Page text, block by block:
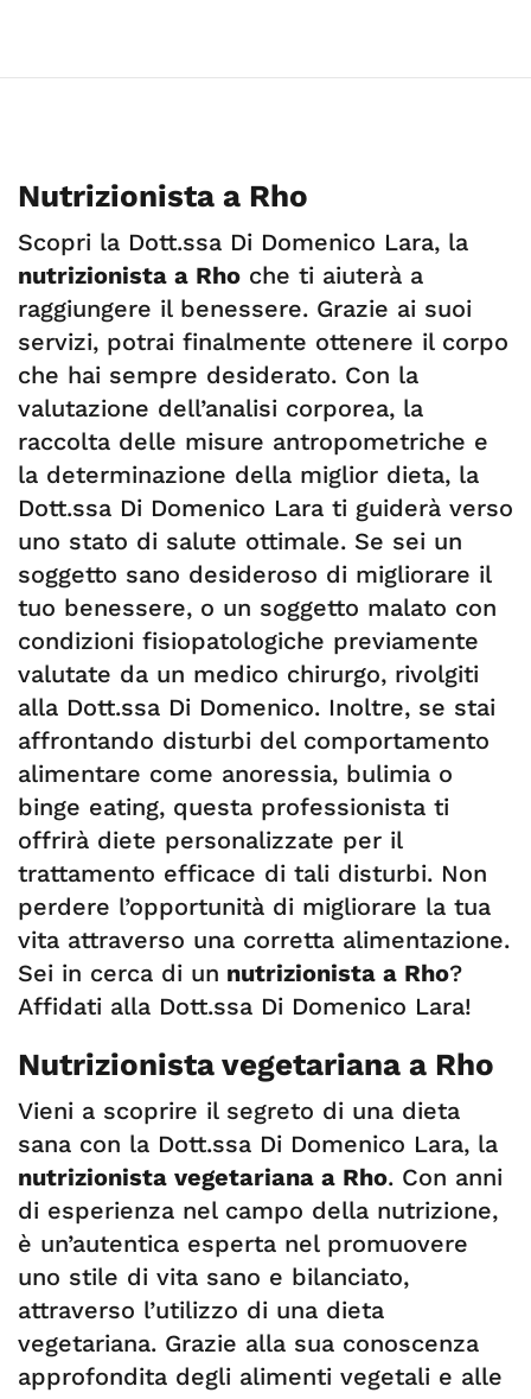
Nutrizionista a Rho
Scopri la Dott.ssa Di Domenico Lara, la
nutrizionista a Rho che ti aiuterà a
raggiungere il benessere. Grazie ai suoi
servizi, potrai finalmente ottenere il corpo
che hai sempre desiderato. Con la
valutazione dell’analisi corporea, la
raccolta delle misure antropometriche e
la determinazione della miglior dieta, la
Dott.ssa Di Domenico Lara ti guiderà verso
uno stato di salute ottimale. Se sei un
soggetto sano desideroso di migliorare il
tuo benessere, o un soggetto malato con
condizioni fisiopatologiche previamente
valutate da un medico chirurgo, rivolgiti
alla Dott.ssa Di Domenico. Inoltre, se stai
affrontando disturbi del comportamento
alimentare come anoressia, bulimia o
binge eating, questa professionista ti
offrirà diete personalizzate per il
trattamento efficace di tali disturbi. Non
perdere l’opportunità di migliorare la tua
vita attraverso una corretta alimentazione.
Sei in cerca di un nutrizionista a Rho?
Affidati alla Dott.ssa Di Domenico Lara!
Nutrizionista vegetariana a Rho
Vieni a scoprire il segreto di una dieta
sana con la Dott.ssa Di Domenico Lara, la
nutrizionista vegetariana a Rho. Con anni
di esperienza nel campo della nutrizione,
è un’autentica esperta nel promuovere
uno stile di vita sano e bilanciato,
attraverso l’utilizzo di una dieta
vegetariana. Grazie alla sua conoscenza
approfondita degli alimenti vegetali e alle